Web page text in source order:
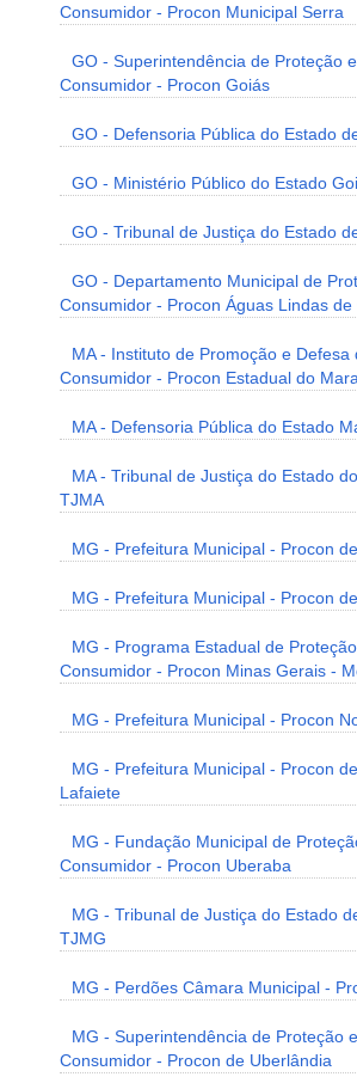
Consumidor - Procon Municipal Serra
GO - Superintendência de Proteção
Consumidor - Procon Goiás
GO - Defensoria Pública do Estado
GO - Ministério Público do Estado
GO - Tribunal de Justiça do Estado
GO - Departamento Municipal de
Consumidor - Procon Águas Lindas de
MA - Instituto de Promoção e Defesa
Consumidor - Procon Estadual do
MA - Defensoria Pública do Estado
MA - Tribunal de Justiça do Estado
TJMA
MG - Prefeitura Municipal - Procon
MG - Prefeitura Municipal - Procon
MG - Programa Estadual de
Consumidor - Procon Minas Gerais -
MG - Prefeitura Municipal - Procon
MG - Prefeitura Municipal - Procon
Lafaiete
MG - Fundação Municipal de
Consumidor - Procon Uberaba
MG - Tribunal de Justiça do Estado
TJMG
MG - Perdões Câmara Municipal -
MG - Superintendência de Proteção
Consumidor - Procon de Uberlândia